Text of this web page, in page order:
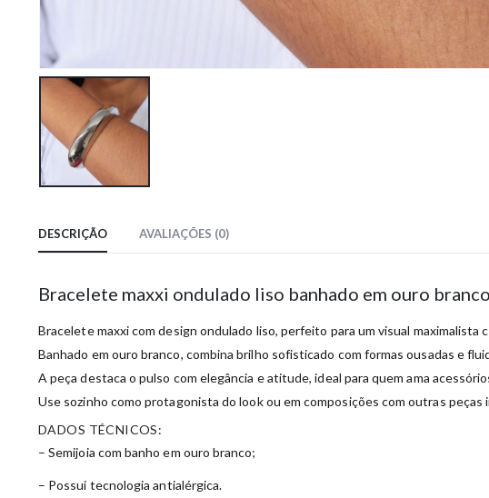
DESCRIÇÃO AVALIAÇÕES (0)
Bracelete maxxi ondulado liso banhado em ouro branco
Bracelete maxxi com design ondulado liso, perfeito para um visual maximalista
Banhado em ouro branco, combina brilho sofisticado com formas ousadas e
A peça destaca o pulso com elegância e atitude, ideal para quem ama
Use sozinho como protagonista do look ou em composições com outras peças
DADOS TÉCNICOS:
– Semijoia com banho em ouro branco;
– Possui tecnologia antialérgica.